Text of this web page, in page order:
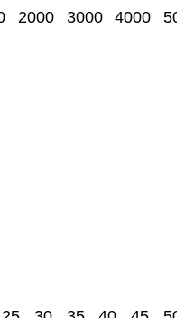
2000 3000 4000